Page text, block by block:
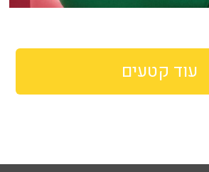
עוד קטעים